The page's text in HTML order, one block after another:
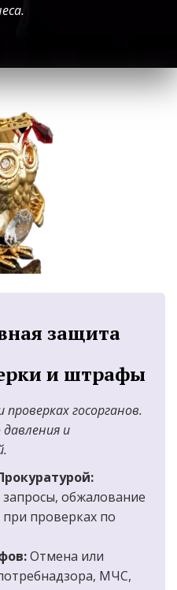
защита
и штрафы
госорганов.
и
обжалование
проверках по
Отмена или
МЧС,